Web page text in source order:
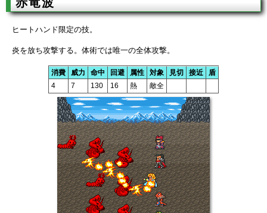
ヒートハンド限定の技。
炎を放ち攻撃する。体術では唯一の全体攻撃。
消費 威力 命中 回避 属性 対象 見切 接近
盾
4
7 130 16 熱 敵全